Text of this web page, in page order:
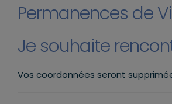
Permanences de
Je souhaite
Vos coordonnées seront